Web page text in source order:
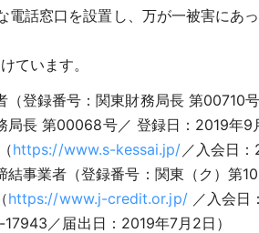
話窓口を設置し、万が一被害にあ
ています。
（登録番号：関東財務局長 第00710
局長 第00068号／ 登録日：2019年9
https://www.s-kessai.jp/ ／入会日：
結事業者（登録番号：関東（ク）第
https://www.j-credit.or.jp/／入会日
／届出日：2019年7月2日）